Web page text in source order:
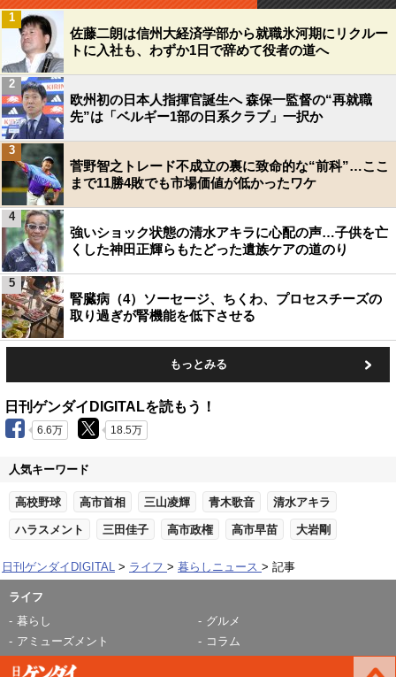
佐藤二朗は信州大経済学部から就職氷河期にリクルー
トに入社も、わずか1日で辞めて役者の道へ
1
欧州初の日本人指揮官誕生へ 森保一監督の“再就職
先”は「ベルギー1部の日系クラブ」一択か
2
菅野智之トレード不成立の裏に致命的な“前科”…ここ
まで11勝4敗でも市場価値が低かったワケ
3
強いショック状態の清水アキラに心配の声…子供を亡
くした神田正輝らもたどった遺族ケアの道のり
4
腎臓病（4）ソーセージ、ちくわ、プロセスチーズの
取り過ぎが腎機能を低下させる
5
もっとみる
日刊ゲンダイDIGITALを読もう！
6.6万 18.5万
人気キーワード
高校野球 高市首相 三山凌輝 青木歌音 清水アキラ
ハラスメント 三田佳子 高市政権 高市早苗 大岩剛
日刊ゲンダイDIGITAL ライフ 暮らしニュース 記事
ライフ
暮らし
グルメ
アミューズメント
コラム